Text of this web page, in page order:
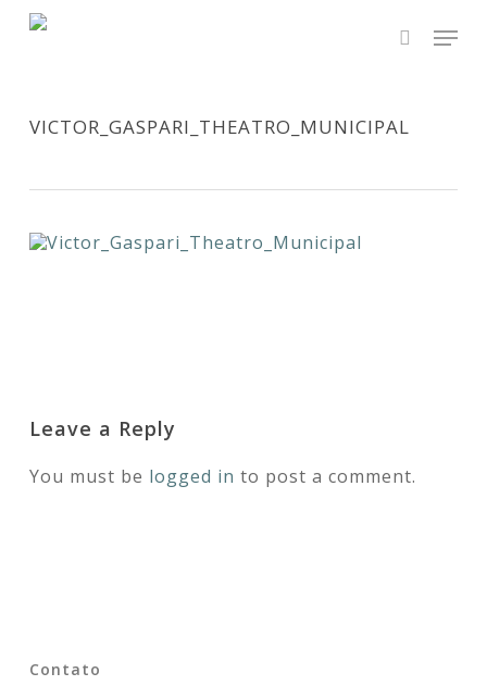
Skip
search
VICTOR_GASPARI_THEATRO_MUNICIPAL
Leave a Reply
You must be logged in to post a comment.
Contato